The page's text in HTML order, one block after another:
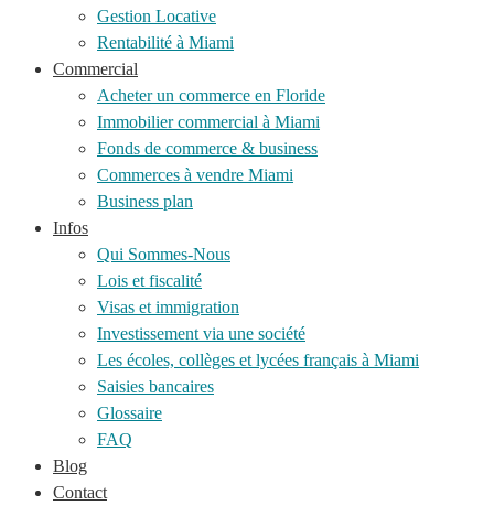
Gestion Locative
Rentabilité à Miami
Commercial
Acheter un commerce en Floride
Immobilier commercial à Miami
Fonds de commerce & business
Commerces à vendre Miami
Business plan
Infos
Qui Sommes-Nous
Lois et fiscalité
Visas et immigration
Investissement via une société
Les écoles, collèges et lycées français à Miami
Saisies bancaires
Glossaire
FAQ
Blog
Contact